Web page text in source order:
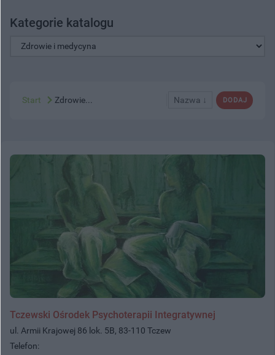
Kategorie katalogu
DODAJ
Nazwa ↓
Start Zdrowie...
Tczewski Ośrodek Psychoterapii Integratywnej
ul. Armii Krajowej 86 lok. 5B, 83-110 Tczew
Telefon: